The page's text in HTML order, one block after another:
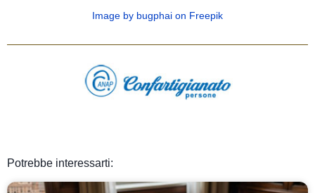
Image by bugphai on Freepik
Potrebbe interessarti: